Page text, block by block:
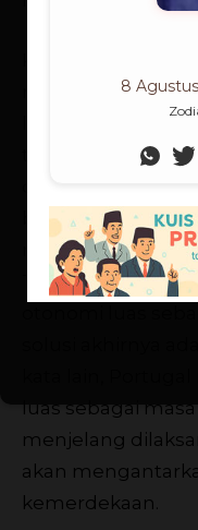
Kendati
menyepakati
luas untuk Timor
tetap terdapat
berharap bahwa
merupakan
Timur.
luas sebagai
menjelang
akan
kemerdekaan.